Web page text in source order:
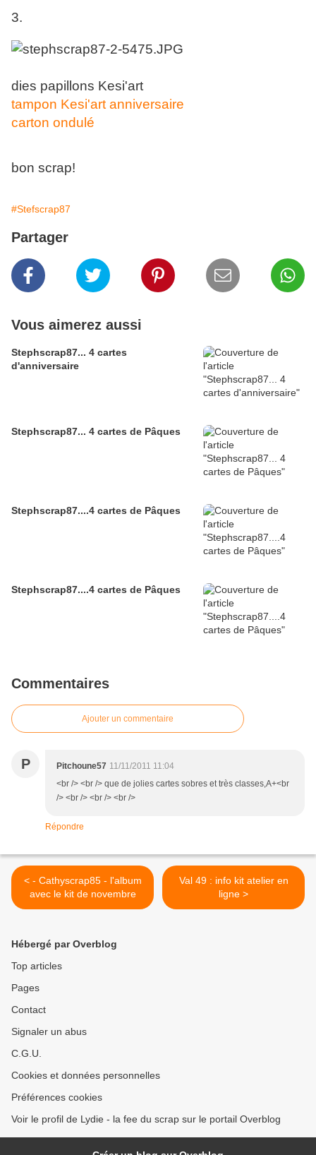
3.
dies papillons Kesi'art
tampon Kesi'art anniversaire
carton ondulé
bon scrap!
#Stefscrap87
Partager
Vous aimerez aussi
Stephscrap87... 4 cartes
d'anniversaire
Stephscrap87... 4 cartes de Pâques
Stephscrap87....4 cartes de Pâques
Stephscrap87....4 cartes de Pâques
Commentaires
Ajouter un commentaire
P Pitchoune57 11/11/2011 11:04
<br /> <br /> que de jolies cartes sobres et très classes,A+<br
/> <br /> <br /> <br />
Répondre
< - Cathyscrap85 - l'album
avec le kit de novembre
Val 49 : info kit atelier en
ligne >
Hébergé par Overblog
Top articles
Pages
Contact
Signaler un abus
C.G.U.
Cookies et données personnelles
Préférences cookies
Voir le profil de Lydie - la fee du scrap sur le portail Overblog